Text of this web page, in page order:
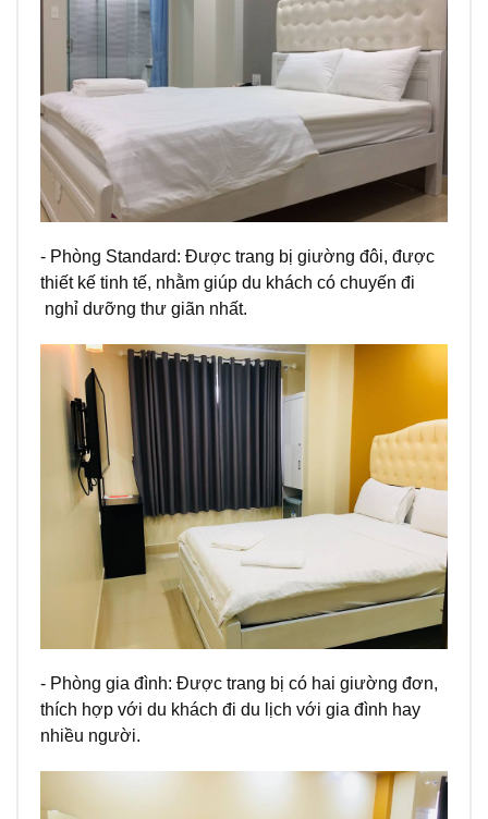
- Phòng Standard: Được trang bị giường đôi, được
thiết kế tinh tế, nhằm giúp du khách có chuyến đi
nghỉ dưỡng thư giãn nhất.
- Phòng gia đình: Được trang bị có hai giường đơn,
thích hợp với du khách đi du lịch với gia đình hay
nhiều người.